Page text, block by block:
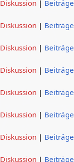
Diskussion Beiträge
Diskussion Beiträge
Diskussion Beiträge
Diskussion Beiträge
Diskussion Beiträge
Diskussion Beiträge
Diskussion Beiträge
Diskussion Beiträge